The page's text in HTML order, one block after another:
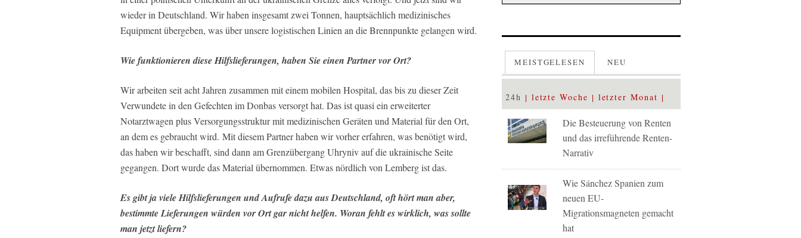
wieder in Deutschland. Wir haben insgesamt zwei Tonnen, hauptsächlich medizinisches
Equipment übergeben, was über unsere logistischen Linien an die Brennpunkte gelangen wird.
Wie funktionieren diese Hilfslieferungen, haben Sie einen Partner vor Ort?
Wir arbeiten seit acht Jahren zusammen mit einem mobilen Hospital, das bis zu dieser Zeit
Verwundete in den Gefechten im Donbas versorgt hat. Das ist quasi ein erweiterter
Notarztwagen plus Versorgungsstruktur mit medizinischen Geräten und Material für den Ort,
an dem es gebraucht wird. Mit diesem Partner haben wir vorher erfahren, was benötigt wird,
das haben wir beschafft, sind dann am Grenzübergang Uhryniv auf die ukrainische Seite
gegangen. Dort wurde das Material übernommen. Etwas nördlich von Lemberg ist das.
Es gibt ja viele Hilfslieferungen und Aufrufe dazu aus Deutschland, oft hört man aber,
bestimmte Lieferungen würden vor Ort gar nicht helfen. Woran fehlt es wirklich, was sollte
man jetzt liefern?
MEISTGELESEN NEU
24h letzte Woche letzter Monat
Die Besteuerung von Renten
und das irreführende Renten-
Narrativ
Wie Sánchez Spanien zum
neuen EU-
Migrationsmagneten gemacht
hat